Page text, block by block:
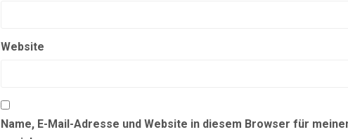
Website
Name, E-Mail-Adresse und Website in diesem Browser für